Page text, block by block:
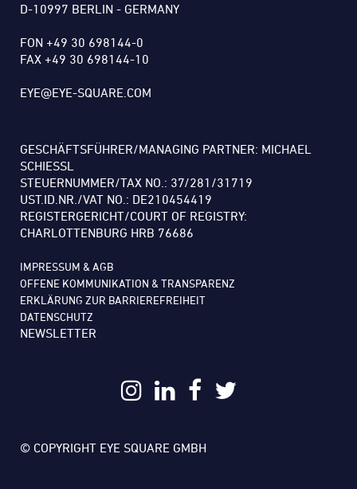
D-10997 BERLIN - GERMANY
FON +49 30 698144-0
FAX +49 30 698144-10
EYE@EYE-SQUARE.COM
GESCHÄFTSFÜHRER/MANAGING PARTNER: MICHAEL
SCHIESSL
STEUERNUMMER/TAX NO.: 37/281/31719
UST.ID.NR./VAT NO.: DE210454419
REGISTERGERICHT/COURT OF REGISTRY:
CHARLOTTENBURG HRB 76686
IMPRESSUM & AGB
OFFENE KOMMUNIKATION & TRANSPARENZ
ERKLÄRUNG ZUR BARRIEREFREIHEIT
DATENSCHUTZ
NEWSLETTER
© COPYRIGHT EYE SQUARE GMBH